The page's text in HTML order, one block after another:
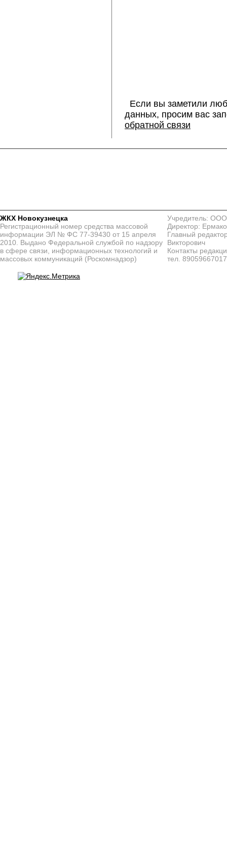
Если вы заметили
данных, просим вас
обратной связи
ЖКХ Новокузнецка
Регистрационный номер средства массовой
информации ЭЛ № ФС 77-39430 от 15 апреля
2010. Выдано Федеральной службой по надзору
в сфере связи, информационных технологий и
массовых коммуникаций (Роскомнадзор)
Учредитель:
Директор:
Главный
Викторович
Контакты
тел. 89059667017